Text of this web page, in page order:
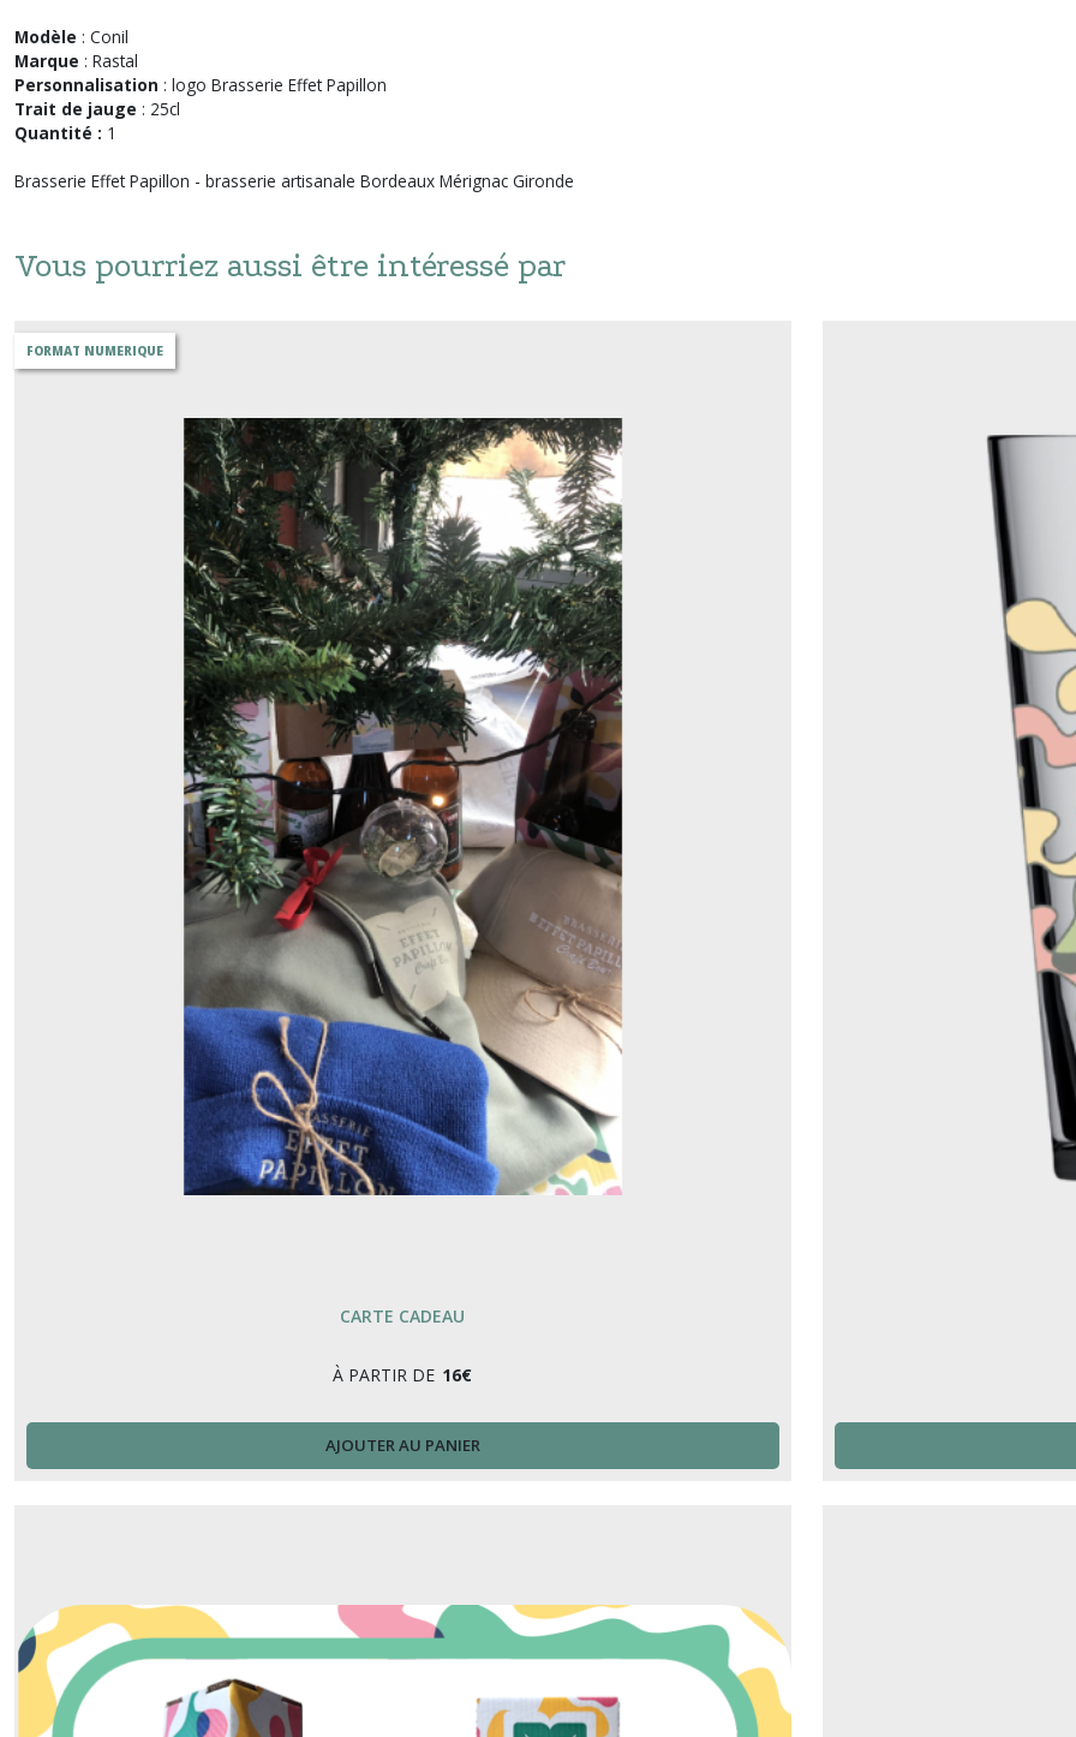
Modèle : Conil
Marque : Rastal
Personnalisation : logo Brasserie Effet Papillon
Trait de jauge : 25cl
Quantité : 1
Brasserie Effet Papillon - brasserie artisanale Bordeaux Mérignac Gironde
Vous pourriez aussi être intéressé par
FORMAT NUMERIQUE
CARTE CADEAU
À PARTIR DE 16€
AJOUTER AU PANIER